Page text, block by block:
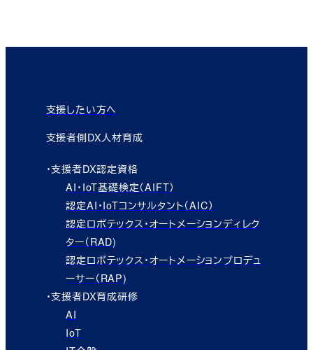
支援したい方へ
支援者側DX人材育成
・支援者DX認定資格
AI・IoT基礎検定（AIFT）
認定AI・IoTコンサルタント（AIC）
認定ロボテックス・オートメーションディレク
ター（RAD)
認定ロボテックス・オートメーションプロデュ
ーサー（RAP)
・支援者DX育成研修
AI
IoT